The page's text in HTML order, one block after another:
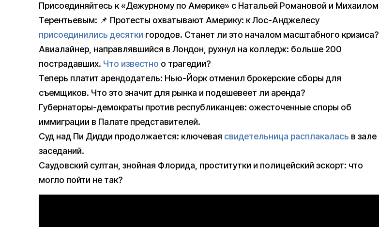
Присоединяйтесь к «Дежурному по Америке» с Натальей Романовой и Михаилом
Терентьевым: 📌 Протесты охватывают Америку: к Лос-Анджелесу
присоединились десятки городов. Станет ли это началом масштабного кризиса?
Авиалайнер, направлявшийся в Лондон, рухнул на колледж: больше 200
пострадавших. Что известно о трагедии?
Теперь платит арендодатель: Нью-Йорк отменил брокерские сборы для
съемщиков. Что это значит для рынка и подешевеет ли аренда?
Губернаторы-демократы против республиканцев: ожесточенные споры об
иммиграции в Палате представителей.
Суд над Пи Дидди продолжается: ключевая свидетельница расплакалась в зале
заседаний.
Саудовский султан, знойная Флорида, проститутки и полицейский эскорт: что
могло пойти не так?